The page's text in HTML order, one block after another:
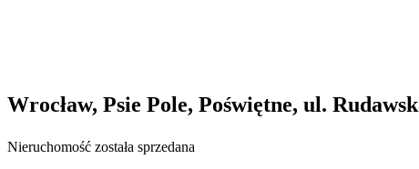
Wrocław, Psie Pole, Poświętne, ul.
Nieruchomość została sprzedana